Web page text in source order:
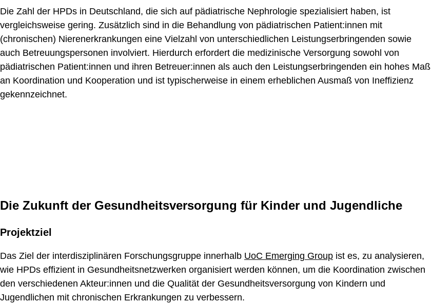
Die Zahl der HPDs in Deutschland, die sich auf pädiatrische Nephrologie spezialisiert haben, ist
vergleichsweise gering. Zusätzlich sind in die Behandlung von pädiatrischen Patient:innen mit
(chronischen) Nierenerkrankungen eine Vielzahl von unterschiedlichen Leistungserbringenden sowie
auch Betreuungspersonen involviert. Hierdurch erfordert die medizinische Versorgung sowohl von
pädiatrischen Patient:innen und ihren Betreuer:innen als auch den Leistungserbringenden ein hohes Maß
an Koordination und Kooperation und ist typischerweise in einem erheblichen Ausmaß von Ineffizienz
gekennzeichnet.
Die Zukunft der Gesundheitsversorgung für Kinder und Jugendliche
Projektziel
Das Ziel der interdisziplinären Forschungsgruppe innerhalb UoC Emerging Group ist es, zu analysieren,
wie HPDs effizient in Gesundheitsnetzwerken organisiert werden können, um die Koordination zwischen
den verschiedenen Akteur:innen und die Qualität der Gesundheitsversorgung von Kindern und
Jugendlichen mit chronischen Erkrankungen zu verbessern.